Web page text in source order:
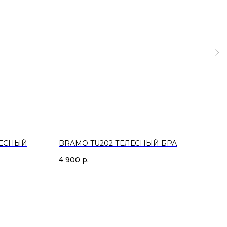
BRAMO TU202 ТЕЛЕСНЫЙ БРА
4 900 р.